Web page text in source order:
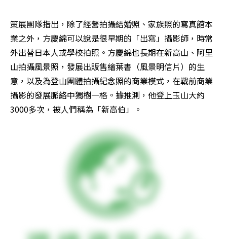
策展團隊指出，除了經營拍攝結婚照、家族照的寫真館本
業之外，方慶綿可以說是很早期的「出寫」攝影師，時常
外出替日本人或學校拍照。方慶綿也長期在新高山、阿里
山拍攝風景照，發展出販售繪葉書（風景明信片）的生
意，以及為登山團體拍攝紀念照的商業模式，在戰前商業
攝影的發展脈絡中獨樹一格。據推測，他登上玉山大約
3000多次，被人們稱為「新高伯」。